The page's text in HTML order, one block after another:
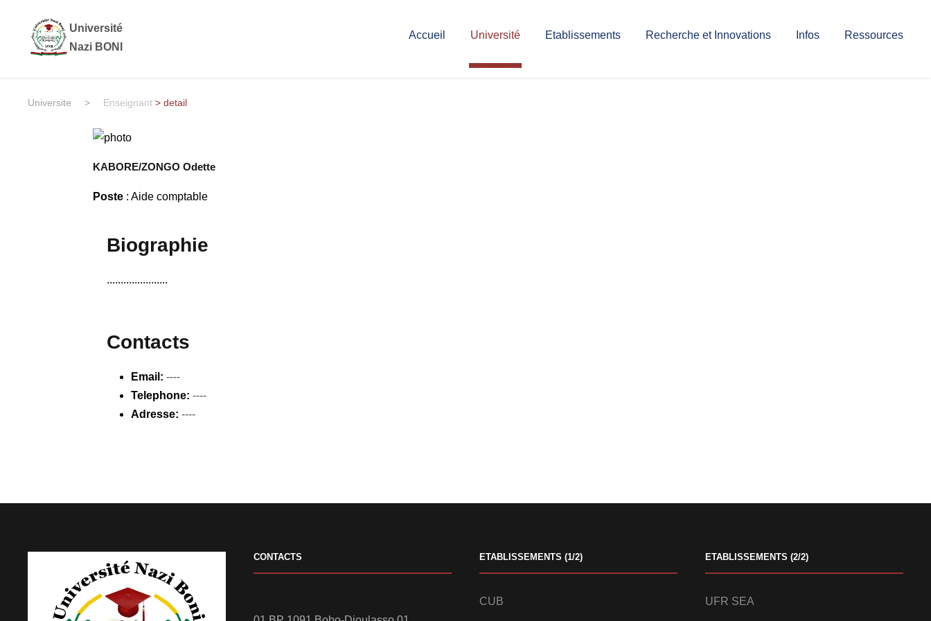
Université
Nazi BONI
Accueil Université Etablissements Recherche et Innovations Infos Ressources
Universite > Enseignant > detail
KABORE/ZONGO Odette
Poste : Aide comptable
Biographie
......................
Contacts
Email: ----
Telephone: ----
Adresse: ----
CONTACTS ETABLISSEMENTS (1/2)
CUB
ETABLISSEMENTS (2/2)
UFR SEA